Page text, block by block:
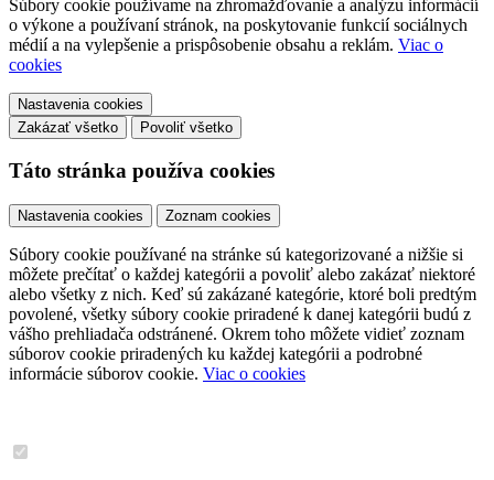
Súbory cookie používame na zhromažďovanie a analýzu informácií
o výkone a používaní stránok, na poskytovanie funkcií sociálnych
médií a na vylepšenie a prispôsobenie obsahu a reklám. Viac o
cookies
Nastavenia cookies
Zakázať všetko
Povoliť všetko
Táto stránka používa cookies
Nastavenia cookies Zoznam cookies
Súbory cookie používané na stránke sú kategorizované a nižšie si
môžete prečítať o každej kategórii a povoliť alebo zakázať niektoré
alebo všetky z nich. Keď sú zakázané kategórie, ktoré boli predtým
povolené, všetky súbory cookie priradené k danej kategórii budú z
vášho prehliadača odstránené. Okrem toho môžete vidieť zoznam
súborov cookie priradených ku každej kategórii a podrobné
informácie súborov cookie. Viac o cookies